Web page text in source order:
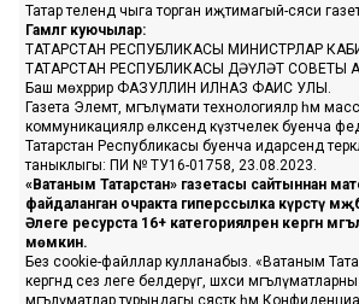
Татар телендә чыга торган иҗтимагый-сәяси
Гамәлгә куючылар:
ТАТАРСТАН РЕСПУБЛИКАСЫ МИНИСТРЛАР
ТАТАРСТАН РЕСПУБЛИКАСЫ ДӘҮЛӘТ СОВЕТЫ
Баш мөхәррир ФАЗУЛЛИН ИЛНАЗ ФАИС УЛЫ.
Газета Элемтә, мәгълүмати технологияләр һәм
коммуникацияләр өлкәсендә күзәтчелек буенча
Татарстан Республикасы буенча идарәсендә
таныклыгы: ПИ № ТУ16-01758, 23.08.2023.
«Ватаным Татарстан» газетасы сайтыннан
файдаланган очракта гиперссылка күрсәтү
Әлеге ресурста 16+ категорияләренә кергән
мөмкин.
Без cookie-файллар кулланабыз. «Ватаным
кергәндә сез әлеге белдерүгә, шәхси мәгълүматларны
мәгълүматлар турындагы сәясәткә һәм